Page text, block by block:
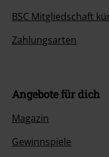
BSC Mitgliedschaft
Zahlungsarten
Angebote für dich
Magazin
Gewinnspiele